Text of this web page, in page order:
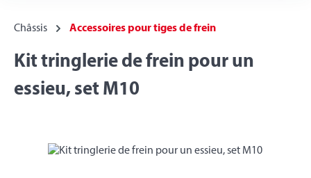
Châssis Accessoires pour tiges de frein
Kit tringlerie de frein pour un
essieu, set M10
Skip image gallery